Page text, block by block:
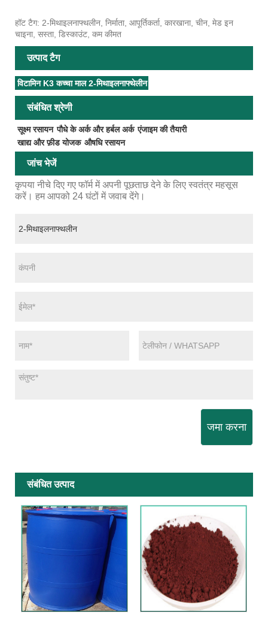
हॉट टैग: 2-मिथाइलनाफ्थलीन, निर्माता, आपूर्तिकर्ता, कारखाना, चीन, मेड इन
चाइना, सस्ता, डिस्काउंट, कम कीमत
उत्पाद टैग
विटामिन K3 कच्चा माल 2-मिथाइलनाफ्थेलीन
संबंधित श्रेणी
सूक्ष्म रसायन पौधे के अर्क और हर्बल अर्क एंजाइम की तैयारी
खाद्य और फ़ीड योजक औषधि रसायन
जांच भेजें
कृपया नीचे दिए गए फॉर्म में अपनी पूछताछ देने के लिए स्वतंत्र महसूस
करें। हम आपको 24 घंटों में जवाब देंगे।
जमा करना
संबंधित उत्पाद